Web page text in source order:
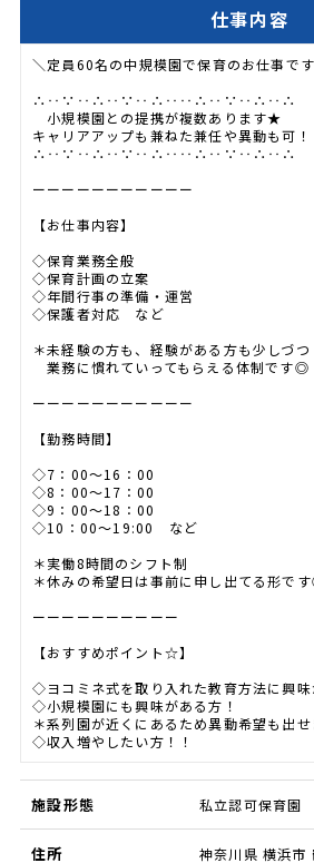
仕事内容
＼定員60名の中規模園で保育のお仕事で
∴‥∵‥∴‥∵‥∴‥‥∴‥∵‥∴‥∴
小規模園との提携が複数あります★
キャリアアップも兼ねた兼任や異動も可！
∴‥∵‥∴‥∵‥∴‥‥∴‥∵‥∴‥∴
ーーーーーーーーーーー
【お仕事内容】
◇保育業務全般
◇保育計画の立案
◇年間行事の準備・運営
◇保護者対応 など
＊未経験の方も、経験がある方も少しづつ
業務に慣れていってもらえる体制です◎
ーーーーーーーーーーー
【勤務時間】
◇7：00～16：00
◇8：00～17：00
◇9：00～18：00
◇10：00～19:00 など
＊実働8時間のシフト制
＊休みの希望日は事前に申し出てる形で
ーーーーーーーーーー
【おすすめポイント☆】
◇ヨコミネ式を取り入れた教育方法に興味
◇小規模園にも興味がある方！
＊系列園が近くにあるため異動希望も出
◇収入増やしたい方！！
施設形態 私立認可保育園
住所 神奈川県 横浜市